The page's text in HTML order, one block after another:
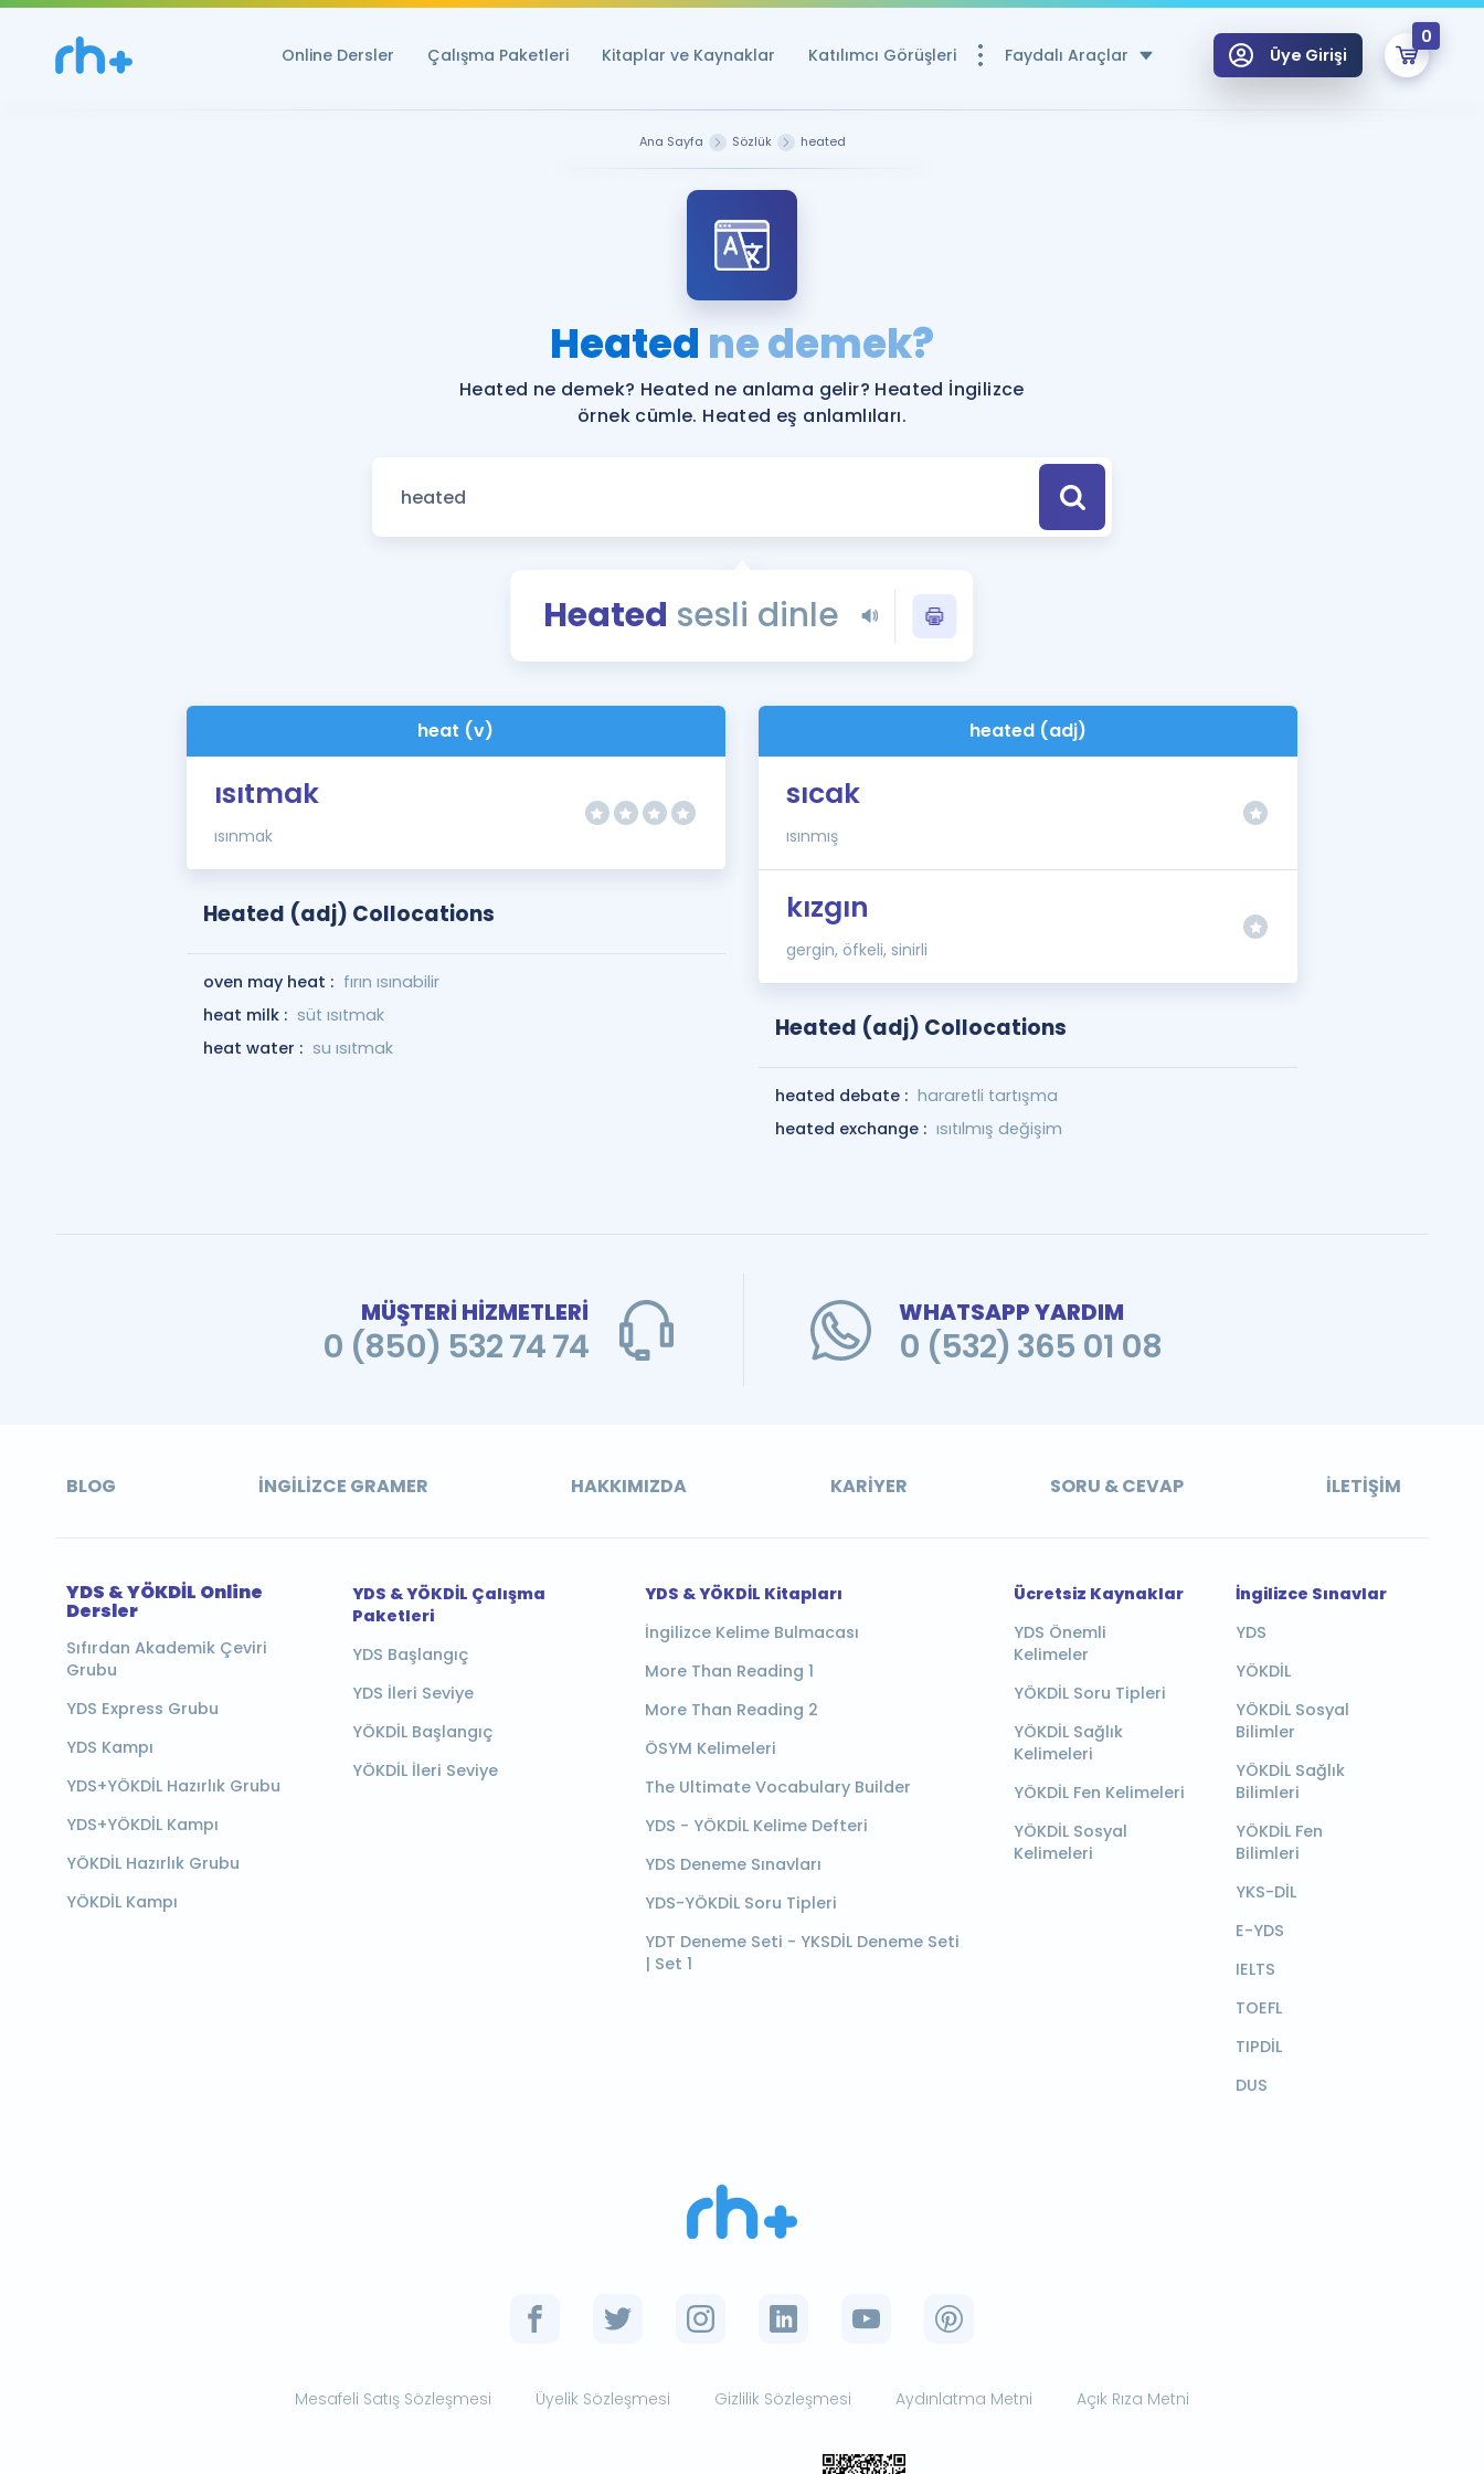
Online Dersler Çalışma Paketleri Kitaplar ve Kaynaklar Katılımcı Görüşleri Faydalı Araçlar
YDS ve YÖKDİL Puan Hesaplama Aracı
Rehberlik Aracı
YDS ve YÖKDİL'e Hazırlananlar için Öneriler
Tüm ÖSYM Sınavları Tek Takvimde
YDS - YÖKDİL Tüm Sınavlarla İlgili Haberler
İngilizce Gramer
Üye Girişi
0
Ana Sayfa Sözlük heated
Heated ne demek?
Heated ne demek? Heated ne anlama gelir? Heated İngilizce
örnek cümle. Heated eş anlamlıları.
Heated sesli dinle
heat (v)
ısıtmak
ısınmak
Heated (adj) Collocations
oven may heat : fırın ısınabilir
heat milk : süt ısıtmak
heat water : su ısıtmak
heated (adj)
sıcak
ısınmış
kızgın
gergin, öfkeli, sinirli
Heated (adj) Collocations
heated debate : hararetli tartışma
heated exchange : ısıtılmış değişim
MÜŞTERİ HİZMETLERİ
0 (850) 532 74 74
WHATSAPP YARDIM
0 (532) 365 01 08
BLOG İNGILIZCE GRAMER HAKKIMIZDA KARIYER SORU & CEVAP İLETIŞIM
YDS & YÖKDİL Online
Dersler
Sıfırdan Akademik Çeviri
Grubu
YDS Express Grubu
YDS Kampı
YDS+YÖKDİL Hazırlık Grubu
YDS+YÖKDİL Kampı
YÖKDİL Hazırlık Grubu
YÖKDİL Kampı
YDS & YÖKDİL Çalışma
Paketleri
YDS Başlangıç
YDS İleri Seviye
YÖKDİL Başlangıç
YÖKDİL İleri Seviye
YDS & YÖKDİL Kitapları
İngilizce Kelime Bulmacası
More Than Reading 1
More Than Reading 2
ÖSYM Kelimeleri
The Ultimate Vocabulary Builder
YDS - YÖKDİL Kelime Defteri
YDS Deneme Sınavları
YDS-YÖKDİL Soru Tipleri
YDT Deneme Seti - YKSDİL Deneme Seti
| Set 1
Ücretsiz Kaynaklar
YDS Önemli
Kelimeler
YÖKDİL Soru Tipleri
YÖKDİL Sağlık
Kelimeleri
YÖKDİL Fen Kelimeleri
YÖKDİL Sosyal
Kelimeleri
İngilizce Sınavlar
YDS
YÖKDİL
YÖKDİL Sosyal
Bilimler
YÖKDİL Sağlık
Bilimleri
YÖKDİL Fen
Bilimleri
YKS-DİL
E-YDS
IELTS
TOEFL
TIPDİL
DUS
Mesafeli Satış Sözleşmesi Üyelik Sözleşmesi Gizlilik Sözleşmesi Aydınlatma Metni Açık Rıza Metni